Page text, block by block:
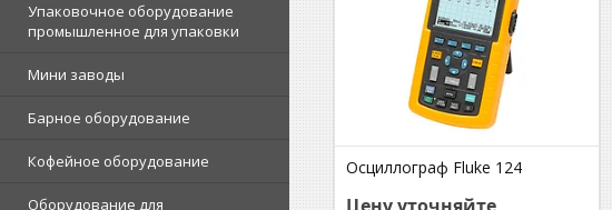
Упаковочное оборудование
промышленное для упаковки
Мини заводы
Барное оборудование
Кофейное оборудование
Оборудование для
Осциллограф Fluke 124